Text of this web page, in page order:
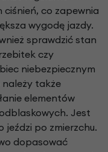
co zapewnia
wygodę jazdy.
sprawdzić stan
czy
niebezpiecznym
także
elementów
Jest
jeździ po zmierzchu.
dopasować